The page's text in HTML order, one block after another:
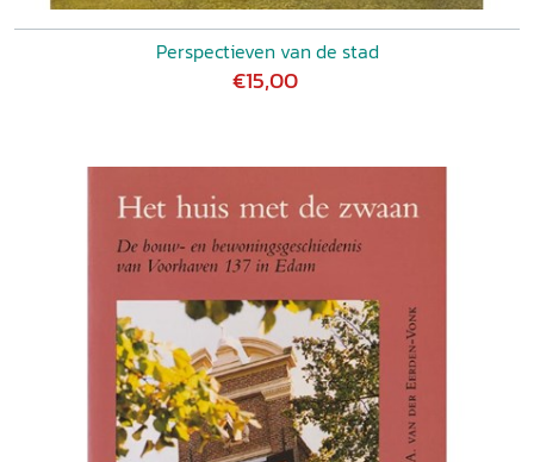
Perspectieven van de stad
€15,00